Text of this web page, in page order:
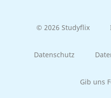
© 2026 Studyflix
Datenschutz
Gib uns